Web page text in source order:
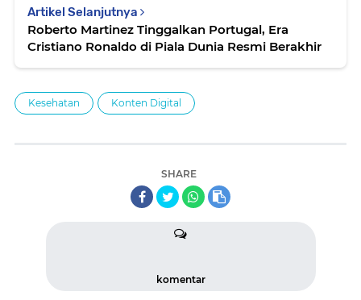
Artikel Selanjutnya
Roberto Martinez Tinggalkan Portugal, Era
Cristiano Ronaldo di Piala Dunia Resmi Berakhir
Kesehatan Konten Digital
SHARE
komentar